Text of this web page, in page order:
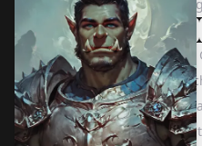
Faux Oil Painting
Concept Art DarkSide [M]
Concept Art Brush
Concept Art 2
Impressionism Oil
Oil
Smooth Anime